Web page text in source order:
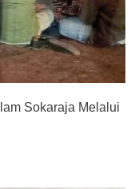
Sokaraja Melalui